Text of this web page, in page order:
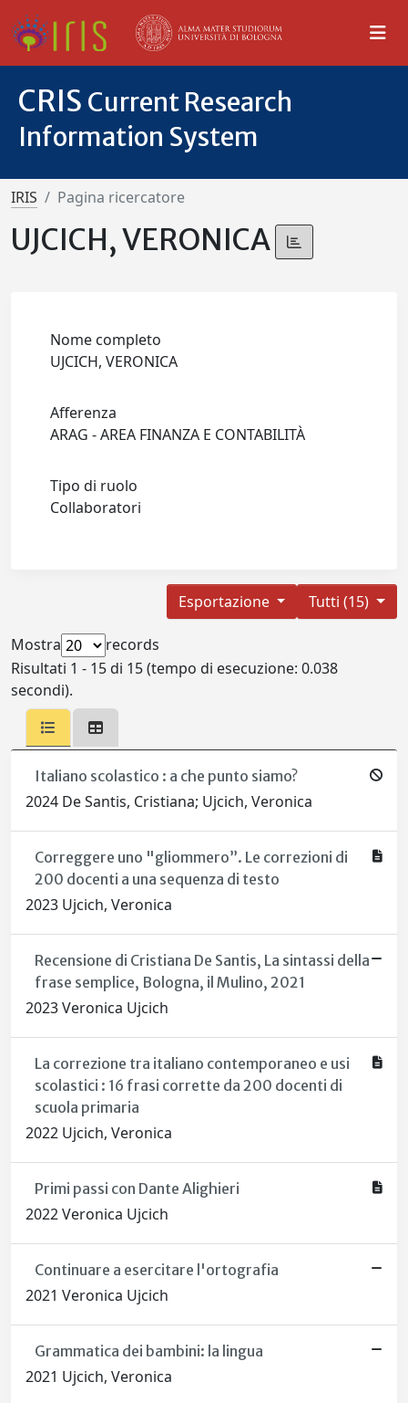
CRIS Current Research
Information System
IRIS Pagina ricercatore
UJCICH, VERONICA
Nome completo
UJCICH, VERONICA
Afferenza
ARAG - AREA FINANZA E CONTABILITÀ
Tipo di ruolo
Collaboratori
Tutti (15)
Esportazione
Mostra
records
Risultati 1 - 15 di 15 (tempo di esecuzione: 0.038
secondi).
Italiano scolastico : a che punto siamo?
2024 De Santis, Cristiana; Ujcich, Veronica
Correggere uno "gliommero”. Le correzioni di
200 docenti a una sequenza di testo
2023 Ujcich, Veronica
Recensione di Cristiana De Santis, La sintassi della
frase semplice, Bologna, il Mulino, 2021
2023 Veronica Ujcich
La correzione tra italiano contemporaneo e usi
scolastici : 16 frasi corrette da 200 docenti di
scuola primaria
2022 Ujcich, Veronica
Primi passi con Dante Alighieri
2022 Veronica Ujcich
Continuare a esercitare l'ortografia
2021 Veronica Ujcich
Grammatica dei bambini: la lingua
2021 Ujcich, Veronica